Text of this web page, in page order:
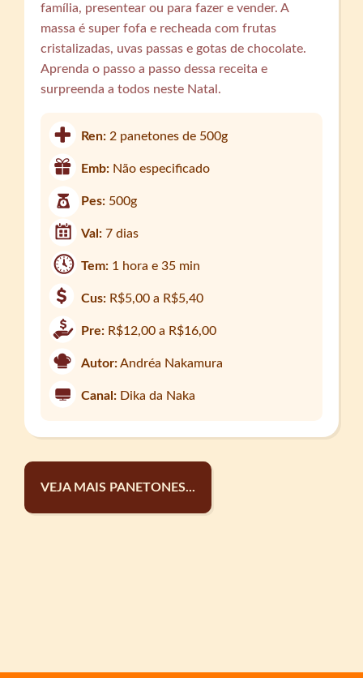
família, presentear ou para fazer e vender. A
massa é super fofa e recheada com frutas
cristalizadas, uvas passas e gotas de chocolate.
Aprenda o passo a passo dessa receita e
surpreenda a todos neste Natal.
Ren:2 panetones de 500g
Emb: Não especificado
Pes: 500g
Val:7 dias
Tem: 1 hora e 35 min
Cus: R$5,00 a R$5,40
Pre: R$12,00 a R$16,00
Autor:Andréa Nakamura
Canal: Dika da Naka
VEJA MAIS PANETONES...